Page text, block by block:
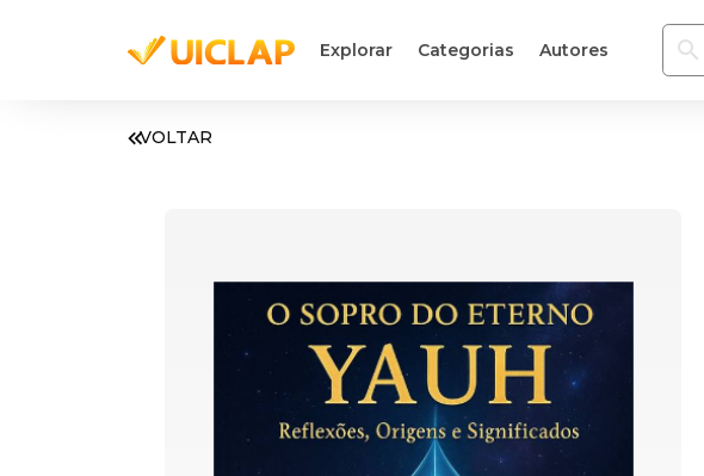
Explorar Categorias Autores
VOLTAR